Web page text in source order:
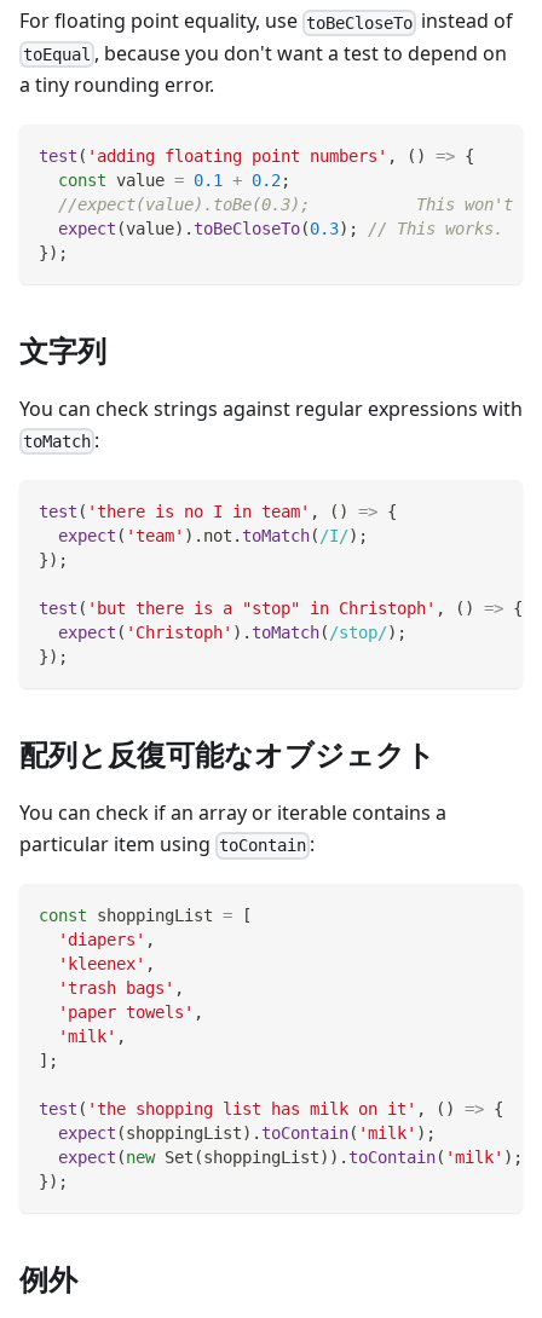
For floating point equality, use toBeCloseTo instead of
toEqual , because you don't want a test to depend on
a tiny rounding error.
test ( 'adding floating point numbers' , ( ) => {
const value = 0.1 + 0.2;
//expect(value).toBe(0.3);           This won't
expect (value) . toBeCloseTo(0.3) ;
// This works.
}) ;
文字列
You can check strings against regular expressions with
toMatch :
test ( 'there is no I in team' , ( ) => {
expect ( 'team' ) . not . toMatch( /I/) ;
}) ;
test ( 'but there is a "stop" in Christoph' , ( ) => {
expect ( 'Christoph' ) . toMatch( /stop/) ;
}) ;
配列と反復可能なオブジェクト
You can check if an array or iterable contains a
particular item using toContain :
const shoppingList =
[
'diapers' ,
'kleenex' ,
'trash bags' ,
'paper towels' ,
'milk' ,
] ;
test ( 'the shopping list has milk on it' , ( ) => {
expect (shoppingList) . toContain( 'milk' ) ;
expect (new Set (shoppingList) ) . toContain( 'milk' ) ;
}) ;
例外